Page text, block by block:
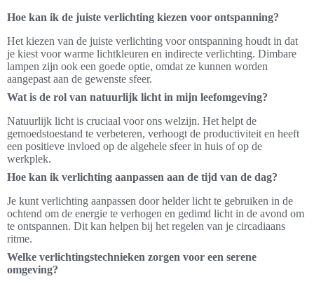
Hoe kan ik de juiste verlichting kiezen voor ontspanning?
Het kiezen van de juiste verlichting voor ontspanning houdt in dat
je kiest voor warme lichtkleuren en indirecte verlichting. Dimbare
lampen zijn ook een goede optie, omdat ze kunnen worden
aangepast aan de gewenste sfeer.
Wat is de rol van natuurlijk licht in mijn leefomgeving?
Natuurlijk licht is cruciaal voor ons welzijn. Het helpt de
gemoedstoestand te verbeteren, verhoogt de productiviteit en heeft
een positieve invloed op de algehele sfeer in huis of op de
werkplek.
Hoe kan ik verlichting aanpassen aan de tijd van de dag?
Je kunt verlichting aanpassen door helder licht te gebruiken in de
ochtend om de energie te verhogen en gedimd licht in de avond om
te ontspannen. Dit kan helpen bij het regelen van je circadiaans
ritme.
Welke verlichtingstechnieken zorgen voor een serene
omgeving?